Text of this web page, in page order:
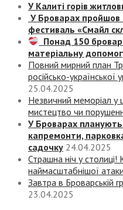
У Калиті горів
У Броварах пройшов
фестиваль «Смайл
Понад 150
матеріальну
Повний мирний план
російсько-
25.04.2025
Незвичний меморіал у
мистецтво чи
У Броварах планують
капремонти,
садочку 24.04.2025
Страшна ніч у столиці!
наймасштабнішої
Завтра в Броварській
23.04.2025